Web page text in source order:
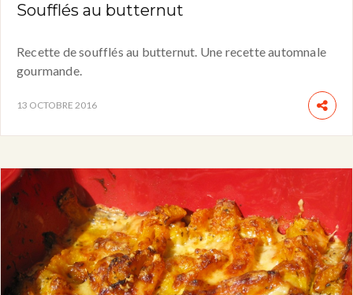
Soufflés au butternut
Recette de soufflés au butternut. Une recette automnale
gourmande.
13 OCTOBRE 2016